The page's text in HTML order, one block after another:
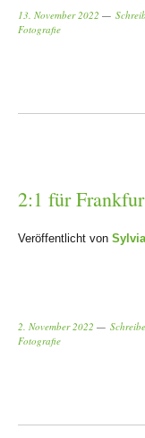
13. November 2022
Fotografie
2:1 für
Veröffentlicht von Sylvia
2. November 2022
Fotografie